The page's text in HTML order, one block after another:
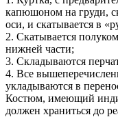
капюшоном на груди,
оси, и скатывается в
2. Скатывается
нижней части;
3. Складываются
4. Все
укладываются в
Костюм, имеющий
должен храниться до